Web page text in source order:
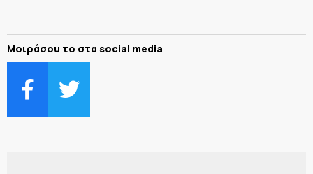
Μοιράσου το στα social media